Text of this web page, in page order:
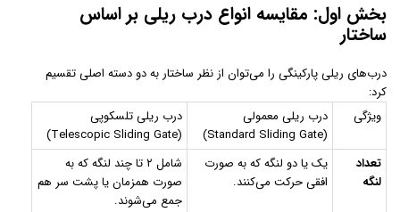
بخش اول: مقایسه انواع درب ریلی بر اساس
ساختار
درب‌های ریلی پارکینگی را می‌توان از نظر ساختار به دو دسته اصلی تقسیم
کرد:
ویژگی
درب ریلی معمولی
(Standard Sliding Gate)
درب ریلی تلسکوپی
(Telescopic Sliding Gate)
تعداد
لنگه
یک یا دو لنگه که به صورت
افقی حرکت می‌کنند.
شامل ۲ تا چند لنگه که به
صورت همزمان یا پشت سر هم
جمع می‌شوند.